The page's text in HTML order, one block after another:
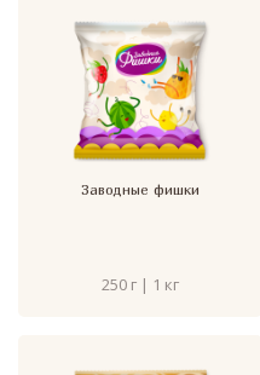
Заводные фишки
250 г | 1 кг